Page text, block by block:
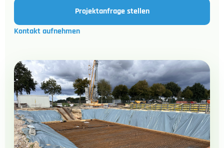
Projektanfrage stellen
Kontakt aufnehmen